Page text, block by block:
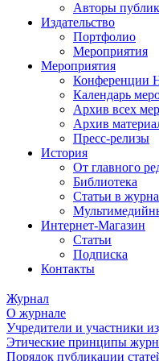
Авторы
Издательство
Портфолио
Мероприятия
Мероприятия
Конференции
Календарь
Архив всех
Архив
Пресс-релизы
История
От главного
Библиотека
Статьи в
Интернет-Магазин
Статьи
Подписка
Контакты
Журнал
О журнале
Учредители и участники
Этические принципы
Порядок публикации